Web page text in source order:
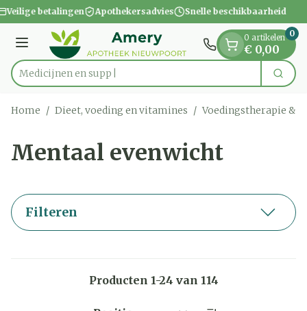
Ga naar de inhoud
1 van 1
Veilige betalingen Apothekersadvies Snelle beschikbaarheid
Menu
Product, merk, categorie... Zoek
0 artikelen
€ 0,00
0
Home / Dieet, voeding en vitamines / Voedingstherapie &
Mentaal evenwicht
Filteren
Producten 1-24 van 114